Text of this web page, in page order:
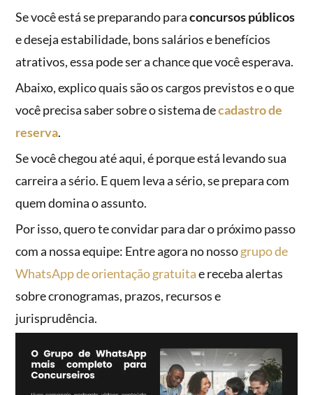
Se você está se preparando paraconcursos públicos
e deseja estabilidade, bons salários e benefícios
atrativos, essa pode ser a chance que você esperava.
Abaixo, explico quais são os cargos previstos e o que
você precisa saber sobre o sistema decadastro de
reserva.
Se você chegou até aqui, é porque está levando sua
carreira a sério. E quem leva a sério, se prepara com
quem domina o assunto.
Por isso, quero te convidar para dar o próximo passo
com a nossa equipe: Entre agora no nossogrupo de
WhatsApp de orientação gratuitae receba alertas
sobre cronogramas, prazos, recursos e
jurisprudência.